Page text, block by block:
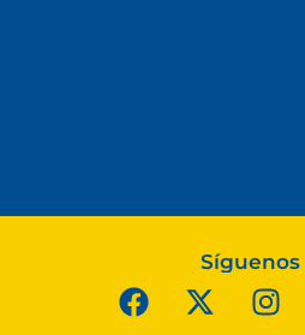
Síguenos